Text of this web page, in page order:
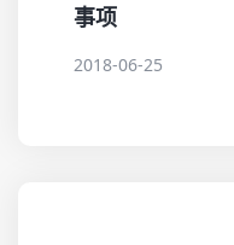
事项
2018-06-25